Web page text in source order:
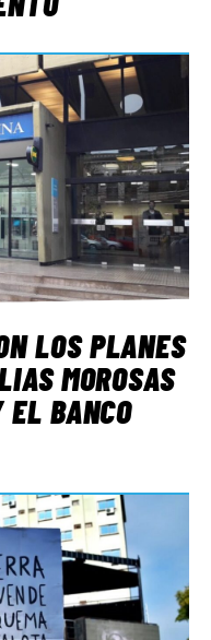
LOS PLANES
MOROSAS
EL BANCO